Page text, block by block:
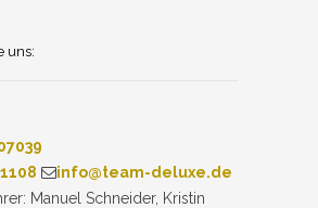
uns:
info@team-deluxe.de
Manuel Schneider, Kristin